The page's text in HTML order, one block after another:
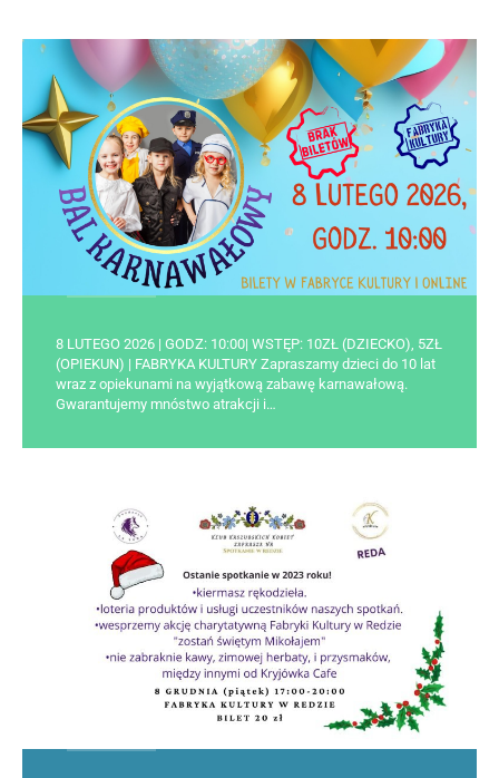
8 LUTEGO 2026 | GODZ: 10:00| WSTĘP: 10ZŁ (DZIECKO), 5ZŁ
(OPIEKUN) | FABRYKA KULTURY Zapraszamy dzieci do 10 lat
wraz z opiekunami na wyjątkową zabawę karnawałową.
Gwarantujemy mnóstwo atrakcji i…